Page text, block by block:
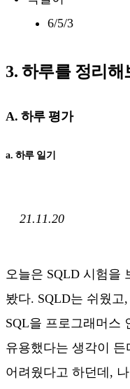
6/5/3
3. 하루를 정리해
A. 하루 평가
a. 하루 일기
21.11.20
오늘은 SQLD 시험을
봤다. SQLD는 쉬웠고
SQL을 프로그래머스
유용했다는 생각이 든
어려웠다고 하던데,